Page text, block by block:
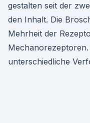
gestalten seit der
den Inhalt. Die
Mehrheit der
unterschiedliche